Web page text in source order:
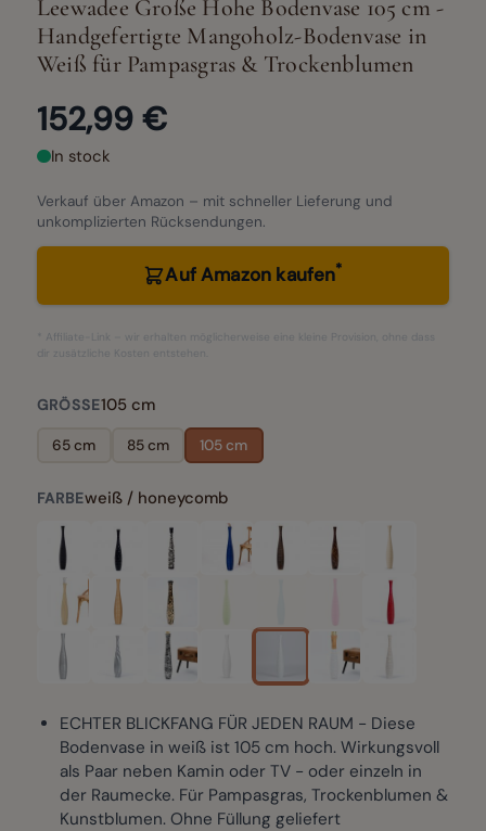
Leewadee Große Hohe Bodenvase 105 cm -
Handgefertigte Mangoholz-Bodenvase in
Weiß für Pampasgras & Trockenblumen
152,99 €
In stock
Verkauf über Amazon – mit schneller Lieferung und
unkomplizierten Rücksendungen.
Auf Amazon kaufen*
* Affiliate-Link – wir erhalten möglicherweise eine kleine Provision, ohne dass
dir zusätzliche Kosten entstehen.
GRÖSSE105 cm
65 cm 85 cm 105 cm
FARBEweiß / honeycomb
ECHTER BLICKFANG FÜR JEDEN RAUM - Diese
Bodenvase in weiß ist 105 cm hoch. Wirkungsvoll
als Paar neben Kamin oder TV - oder einzeln in
der Raumecke. Für Pampasgras, Trockenblumen &
Kunstblumen. Ohne Füllung geliefert